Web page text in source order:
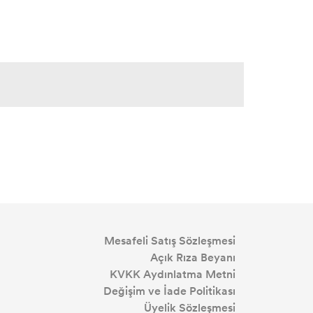
Mesafeli Satış Sözleşmesi
Açık Rıza Beyanı
KVKK Aydınlatma Metni
Değişim ve İade Politikası
Üyelik Sözleşmesi